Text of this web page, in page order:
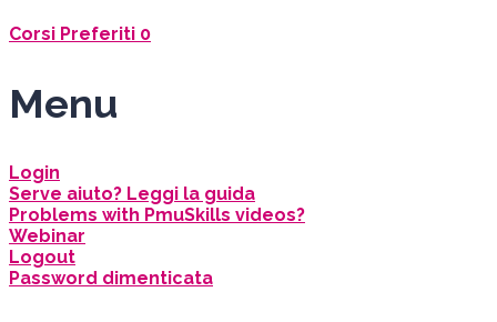
Corsi Preferiti 0
Menu
Login
Serve aiuto? Leggi la guida
Problems with PmuSkills videos?
Webinar
Logout
Password dimenticata